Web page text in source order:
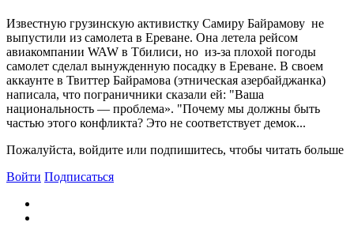
Известную грузинскую активистку Самиру Байрамову не
выпустили из самолета в Ереване. Она летела рейсом
авиакомпании WAW в Тбилиси, но из-за плохой погоды
самолет сделал вынужденную посадку в Ереване. В своем
аккаунте в Твиттер Байрамова (этническая азербайджанка)
написала, что пограничники сказали ей: "Ваша
национальность — проблема». "Почему мы должны быть
частью этого конфликта? Это не соответствует демок...
Пожалуйста, войдите или подпишитесь, чтобы читать больше
Войти Подписаться